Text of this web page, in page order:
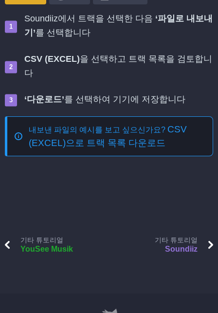
Soundiiz에서 트랙을 선택한 다음 ‘파일로 내보내
기’를 선택합니다
CSV (EXCEL)을 선택하고 트랙 목록을 검토합니
다
‘다운로드’를 선택하여 기기에 저장합니다
내보낸 파일의 예시를 보고 싶으신가요? CSV
(EXCEL)으로 트랙 목록 다운로드
기타 튜토리얼
YouSee Musik
기타 튜토리얼
Soundiiz